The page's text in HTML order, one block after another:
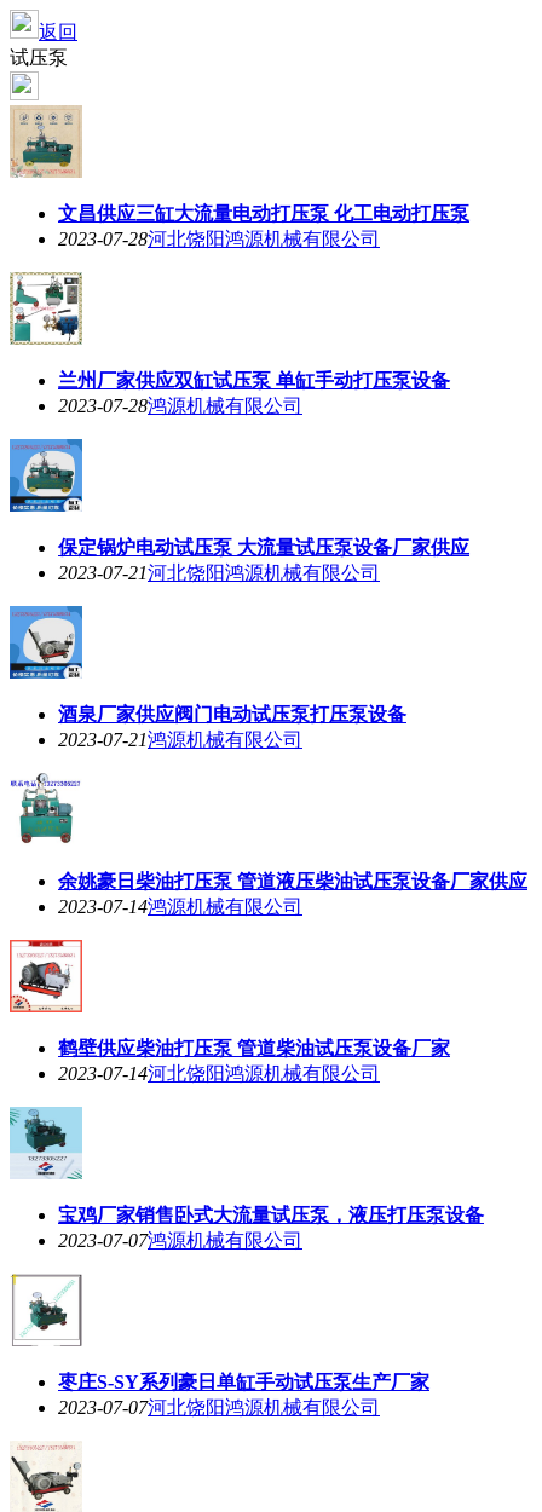
返回
试压泵
文昌供应三缸大流量电动打压泵 化工电动打压泵
2023-07-28河北饶阳鸿源机械有限公司
兰州厂家供应双缸试压泵 单缸手动打压泵设备
2023-07-28鸿源机械有限公司
保定锅炉电动试压泵 大流量试压泵设备厂家供应
2023-07-21河北饶阳鸿源机械有限公司
酒泉厂家供应阀门电动试压泵打压泵设备
2023-07-21鸿源机械有限公司
余姚豪日柴油打压泵 管道液压柴油试压泵设备厂家供应
2023-07-14鸿源机械有限公司
鹤壁供应柴油打压泵 管道柴油试压泵设备厂家
2023-07-14河北饶阳鸿源机械有限公司
宝鸡厂家销售卧式大流量试压泵，液压打压泵设备
2023-07-07鸿源机械有限公司
枣庄S-SY系列豪日单缸手动试压泵生产厂家
2023-07-07河北饶阳鸿源机械有限公司